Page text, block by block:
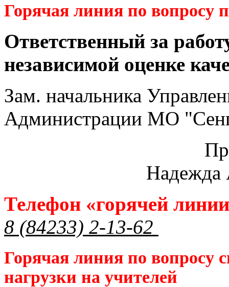
Горячая линия по вопросу
Ответственный за
независимой оценке
Зам. начальника
Администрации МО
Надежда
Телефон «горячей
8 (84233) 2-13-62
Горячая линия по вопросу
нагрузки на учителей